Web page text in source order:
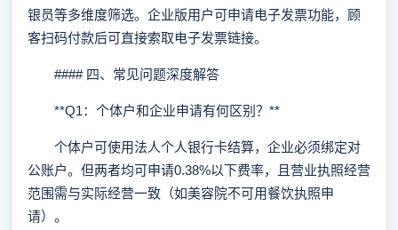
银员等多维度筛选。企业版用户可申请电子发票功能，顾
客扫码付款后可直接索取电子发票链接。
#### 四、常见问题深度解答
**Q1：个体户和企业申请有何区别？**
个体户可使用法人个人银行卡结算，企业必须绑定对
公账户。但两者均可申请0.38%以下费率，且营业执照经营
范围需与实际经营一致（如美容院不可用餐饮执照申
请）。